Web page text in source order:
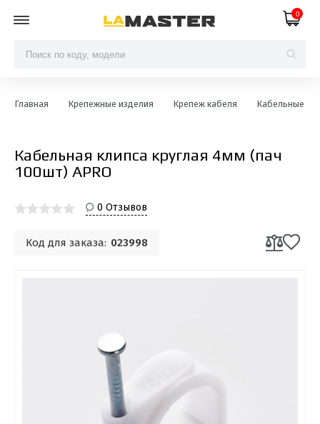
0
Главная Крепежные изделия Крепеж кабеля Кабельные
Кабельная клипса круглая 4мм (пач
100шт) APRO
0 Отзывов
Код для заказа: 023998